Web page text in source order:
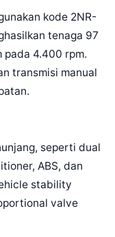
kode 2NR-
tenaga 97
pada 4.400 rpm.
transmisi manual
seperti dual
ABS, dan
stability
valve